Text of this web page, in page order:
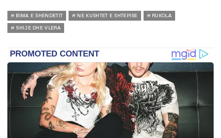
BIMA E SHENDETIT NE KUSHTET E SHTEPISE RUKOLA
SHIJE DHE VLERA